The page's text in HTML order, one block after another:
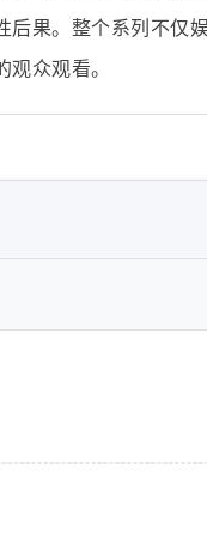
后果。整个系列不仅
众观看。